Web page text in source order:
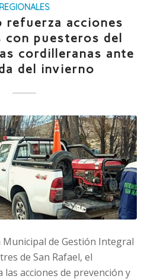
REGIONALES
refuerza acciones
con puesteros del
cordilleranas ante
del invierno
Municipal de Gestión Integral
de San Rafael, el
acciones de prevención y